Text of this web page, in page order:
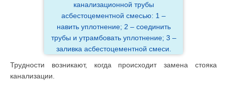
канализационной трубы
асбестоцементной смесью: 1 –
навить уплотнение; 2 – соединить
трубы и утрамбовать уплотнение; 3 –
заливка асбестоцементной смеси.
Трудности возникают, когда происходит замена стояка
канализации.